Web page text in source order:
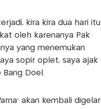
kira kira dua hari itu
oleh karenanya Pak
yang menemukan
sopir oplet, saya ajak
Doel.
akan kembali digelar